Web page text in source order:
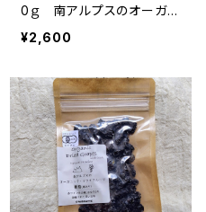
0ｇ 南アルプスのオーガニ
ック・ドライフルーツ
¥2,600